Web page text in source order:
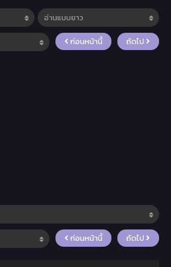
ก่อนหน้านี้ ถัดไป
ก่อนหน้านี้ ถัดไป